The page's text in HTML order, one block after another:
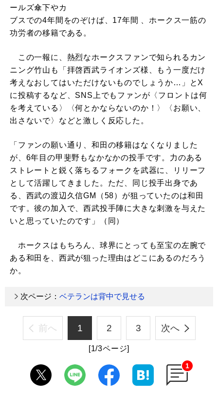
ールズ傘下やカ
ブスでの4年間をのぞけば、17年間 、ホークス一筋の
功労者の移籍である。
この一報に、熱烈なホークスファンで知られるカン
ニング竹山も「拝啓西武ライオンズ様、もう一度だけ
考えなおしてはいただけないものでしょうか…」とX
に投稿するなど、SNS上でもファンが〈フロントは何
を考えている〉〈何とかならないのか！〉〈お願い、
出さないで〉などと激しく反応した。
「ファンの願い通り、和田の移籍はなくなりました
が、6年目の甲斐野もなかなかの投手です。力のある
ストレートと鋭く落ちるフォークを武器に、リリーフ
として活躍してきました。ただ、同じ投手出身であ
る、西武の渡辺久信GM（58）が狙っていたのは和田
です。彼の加入で、西武投手陣に大きな刺激を与えた
いと思っていたのです」（同）
ホークスはもちろん、球界にとっても至宝の左腕で
ある和田を、西武が狙った理由はどこにあるのだろう
か。
次ページ： ベテランは背中で見せる
前へ 1 2 3 次へ
[1/3ページ]
1